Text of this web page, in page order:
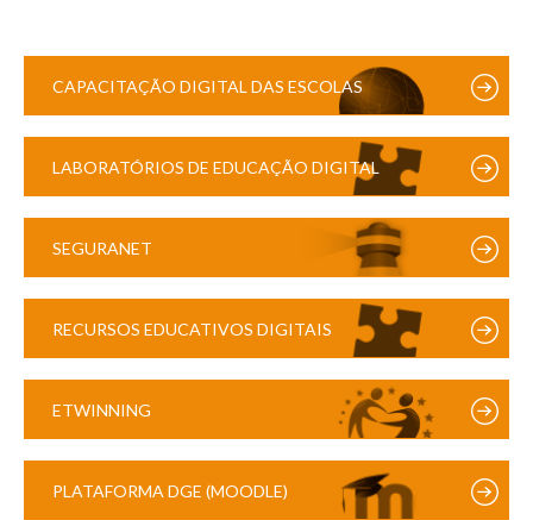
CAPACITAÇÃO DIGITAL DAS ESCOLAS
LABORATÓRIOS DE EDUCAÇÃO DIGITAL
SEGURANET
RECURSOS EDUCATIVOS DIGITAIS
ETWINNING
PLATAFORMA DGE (MOODLE)